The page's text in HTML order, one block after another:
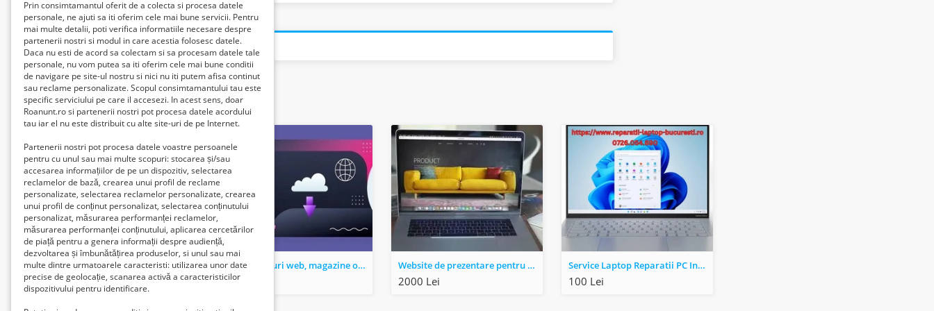
Related listings
Ofertă de web design cu 200 euro. Site in wordpress
1000 Lei
Creez site-uri web, magazine online + gazduire si domenii web
800 Lei
Website de prezentare pentru firme. Pachet Business
2000 Lei
Service Laptop Reparatii PC Instalare Windows la domiciliu in Bucuresti si Ilfov
100 Lei
Prin consimtamantul oferit de a colecta si procesa datele
personale, ne ajuti sa iti oferim cele mai bune servicii. Pentru
mai multe detalii, poti verifica informatiile necesare despre
partenerii nostri si modul in care acestia folosesc datele.
Daca nu esti de acord sa colectam si sa procesam datele tale
personale, nu vom putea sa iti oferim cele mai bune conditii
de navigare pe site-ul nostru si nici nu iti putem afisa continut
sau reclame personalizate. Scopul consimtamantului tau este
specific serviciului pe care il accesezi. In acest sens, doar
Roanunt.ro si partenerii nostri pot procesa datele acordului
tau iar el nu este distribuit cu alte site-uri de pe Internet.
Partenerii nostri pot procesa datele voastre persoanele
pentru cu unul sau mai multe scopuri: stocarea și/sau
accesarea informațiilor de pe un dispozitiv, selectarea
reclamelor de bază, crearea unui profil de reclame
personalizate, selectarea reclamelor personalizate, crearea
unui profil de conținut personalizat, selectarea conținutului
personalizat, măsurarea performanței reclamelor,
măsurarea performanței conținutului, aplicarea cercetărilor
de piață pentru a genera informații despre audiență,
dezvoltarea și îmbunătățirea produselor, si unul sau mai
multe dintre urmatoarele caracteristi: utilizarea unor date
precise de geolocație, scanarea activă a caracteristicilor
dispozitivului pentru identificare.